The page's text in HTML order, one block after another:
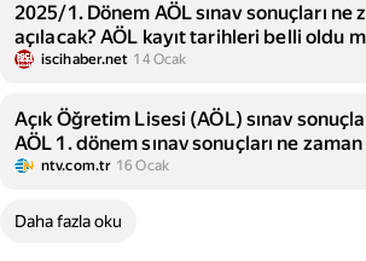
2025/1. Dönem AÖL sınav sonuçları ne
açılacak? AÖL kayıt tarihleri belli oldu
iscihaber.net 14 Ocak
Açık Öğretim Lisesi (AÖL) sınav
AÖL 1. dönem sınav sonuçları ne
ntv.com.tr 16 Ocak
Daha fazla oku